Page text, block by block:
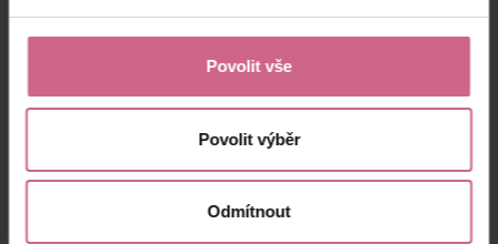
Povolit vše
Povolit výběr
Odmítnout